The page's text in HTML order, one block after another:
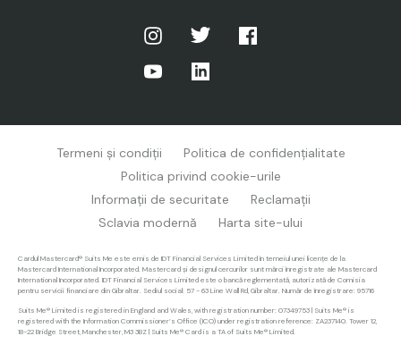
Termeni și condiții
Politica de confidențialitate
Politica privind cookie-urile
Informații de securitate
Reclamații
Sclavia modernă
Harta site-ului
Cardul Mastercard® Suits Me este emis de IDT Financial Services Limited în temeiul unei licențe de la
Mastercard International Incorporated. Mastercard și designul cercurilor sunt mărci înregistrate ale Mastercard
International Incorporated. IDT Financial Services Limited este o bancă reglementată, autorizată de Comisia
pentru servicii financiare din Gibraltar. Sediul social: 57 - 63 Line Wall Rd, Gibraltar. Număr de înregistrare: 95716
Suits Me® Limited is registered in England and Wales, with registration number: 07349753 | Suits Me® is
registered with the Information Commissioner’s Office (ICO) under registration reference: ZA237140. Tower 12,
18-22 Bridge Street, Manchester, M3 3BZ | Suits Me® Card is a TA of Suits Me® Limited.